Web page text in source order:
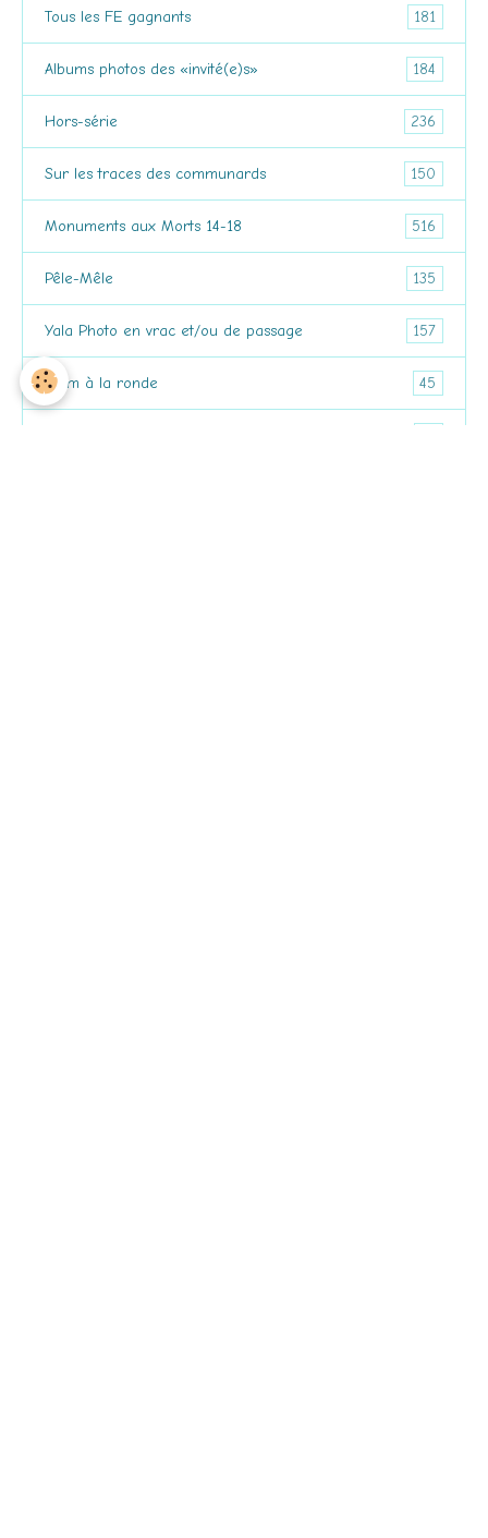
Tous les FE gagnants 181
Albums photos des «invité(e)s» 184
Hors-série 236
Sur les traces des communards 150
Monuments aux Morts 14-18 516
Pêle-Mêle 135
Yala Photo en vrac et/ou de passage 157
2 km à la ronde 45